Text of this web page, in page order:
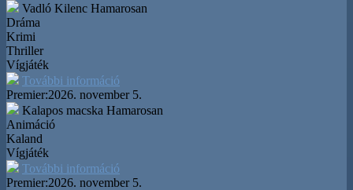
Vadló Kilenc Hamarosan
Dráma
Krimi
Thriller
Vígjáték
További információ
Premier:2026. november 5.
Kalapos macska Hamarosan
Animáció
Kaland
Vígjáték
További információ
Premier:2026. november 5.